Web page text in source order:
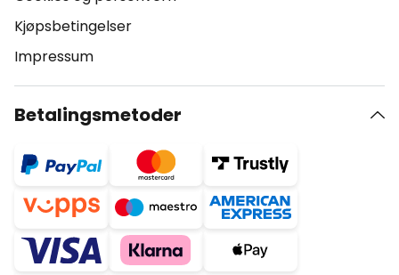
Kjøpsbetingelser
Impressum
Betalingsmetoder